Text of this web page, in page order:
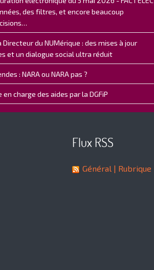
des filtres, et encore beaucoup
Directeur du NUMérique : des mises à jour
et un dialogue social ultra réduit
: NARA ou NARA pas ?
en charge des aides par la DGFiP
Flux RSS
Général | Rubrique